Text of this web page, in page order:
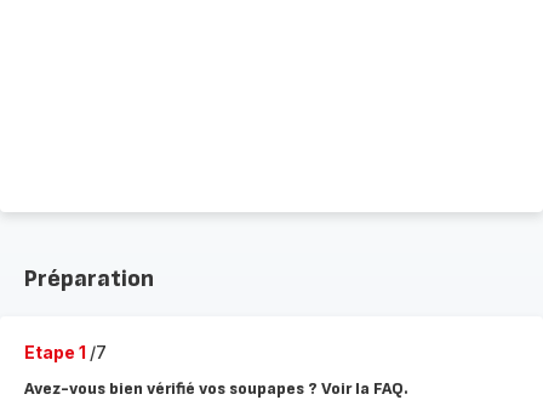
Préparation
Etape 1 /7
Avez-vous bien vérifié vos soupapes ? Voir la FAQ.